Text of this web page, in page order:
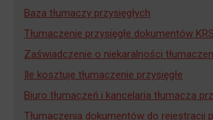
Baza tłumaczy przysięgłych
Tłumaczenie przysięgłe dokumentów KRS
Zaświadczenie o niekaralności
Ile kosztuje tłumaczenie przysięgłe
Biuro tłumaczeń i kancelaria tłumacza
Tłumaczenia dokumentów do rejestracji